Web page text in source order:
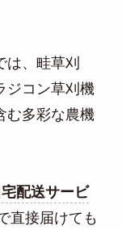
は、畦草刈
ジコン草刈機
む多彩な農機
宅配送サービ
直接届けても